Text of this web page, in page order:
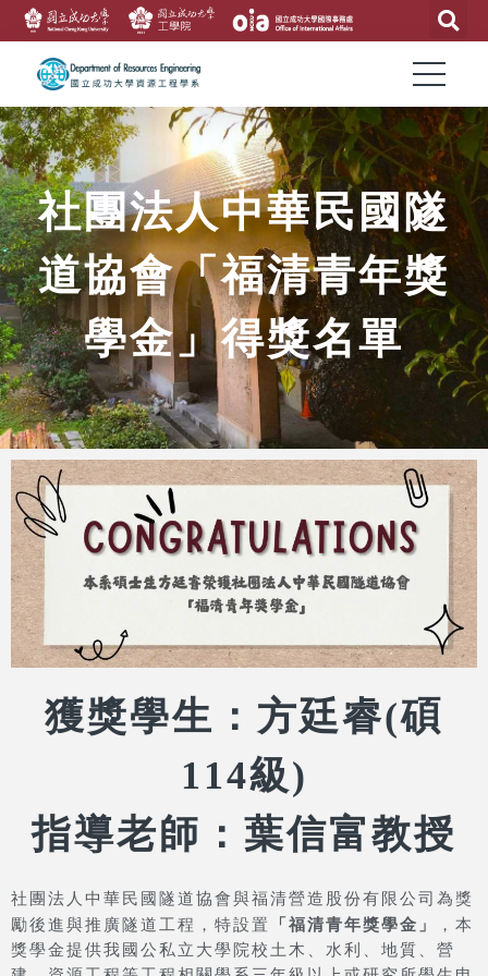
社團法人中華民國隧
道協會「福清青年獎
學金」得獎名單
獲獎學生：方廷睿(碩
114級)
指導老師：葉信富教授
社團法人中華民國隧道協會與福清營造股份有限公司為獎
勵後進與推廣隧道工程，特設置
「福清青年獎學金」
，本
獎學金提供我國公私立大學院校土木、水利、地質、營